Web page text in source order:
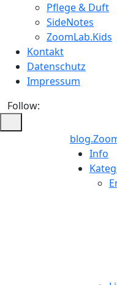
Pflege & Duft
SideNotes
ZoomLab.Kids
Kontakt
Datenschutz
Impressum
Follow:
Info